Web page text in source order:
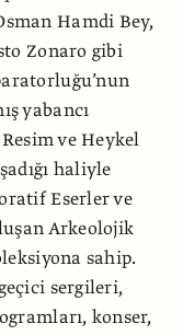
Hamdi Bey,
Zonaro gibi
yabancı
ve Heykel
haliyle
Eserler ve
Arkeolojik
sahip.
sergileri,
konser,